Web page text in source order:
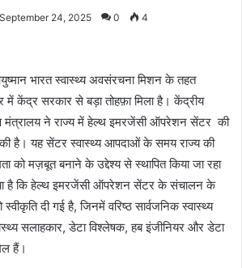
September 24, 2025 0 4
भारत स्वास्थ्य अवसंरचना मिशन के तहत
में केंद्र सरकार से बड़ा तोहफ़ा मिला है। केंद्रीय
मंत्रालय ने राज्य में हेल्थ इमरजेंसी ऑपरेशन सेंटर की
की है। यह सेंटर स्वास्थ्य आपदाओं के समय राज्य की
को मज़बूत बनाने के उद्देश्य से स्थापित किया जा रहा
है कि हेल्थ इमरजेंसी ऑपरेशन सेंटर के संचालन के
दी गई है, जिनमें वरिष्ठ सार्वजनिक स्वास्थ्य
सलाहकार, डेटा विश्लेषक, हब इंजीनियर और डेटा
हैं।